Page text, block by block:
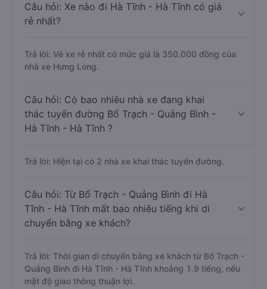
Câu hỏi: Xe nào đi Hà Tĩnh - Hà Tĩnh có giá
rẻ nhất?
Trả lời: Vé xe rẻ nhất có mức giá là 350.000 đồng của
nhà xe Hưng Long.
Câu hỏi: Có bao nhiêu nhà xe đang khai
thác tuyến đường Bố Trạch - Quảng Bình -
Hà Tĩnh - Hà Tĩnh ?
Trả lời: Hiện tại có 2 nhà xe khai thác tuyến đường.
Câu hỏi: Từ Bố Trạch - Quảng Bình đi Hà
Tĩnh - Hà Tĩnh mất bao nhiêu tiếng khi di
chuyển bằng xe khách?
Trả lời: Thời gian di chuyển bằng xe khách từ Bố Trạch -
Quảng Bình đi Hà Tĩnh - Hà Tĩnh khoảng 1.9 tiếng, nếu
mật độ giao thông thuận lợi.